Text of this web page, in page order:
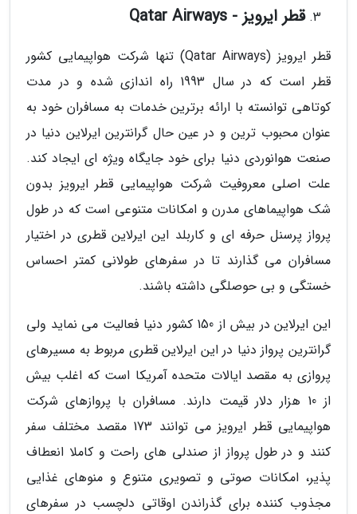
قطر ایرویز - Qatar Airways
قطر ایرویز (Qatar Airways) تنها شرکت هواپیمایی کشور
قطر است که در سال 1993 راه اندازی شده و در مدت
کوتاهی توانسته با ارائه برترین خدمات به مسافران خود به
عنوان محبوب ترین و در عین حال گرانترین ایرلاین دنیا در
صنعت هوانوردی دنیا برای خود جایگاه ویژه ای ایجاد کند.
علت اصلی معروفیت شرکت هواپیمایی قطر ایرویز بدون
شک هواپیماهای مدرن و امکانات متنوعی است که در طول
پرواز پرسنل حرفه ای و کاربلد این ایرلاین قطری در اختیار
مسافران می گذارند تا در سفرهای طولانی کمتر احساس
خستگی و بی حوصلگی داشته باشند.
این ایرلاین در بیش از 150 کشور دنیا فعالیت می نماید ولی
گرانترین پرواز دنیا در این ایرلاین قطری مربوط به مسیرهای
پروازی به مقصد ایالات متحده آمریکا است که اغلب بیش
از 10 هزار دلار قیمت دارند. مسافران با پروازهای شرکت
هواپیمایی قطر ایرویز می توانند 173 مقصد مختلف سفر
کنند و در طول پرواز از صندلی های راحت و کاملا انعطاف
پذیر، امکانات صوتی و تصویری متنوع و منوهای غذایی
مجذوب کننده برای گذراندن اوقاتی دلچسب در سفرهای